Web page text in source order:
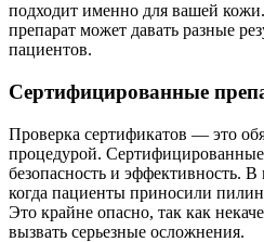
подходит именно для вашей
препарат может давать разные
пациентов.
Сертифицированные
Проверка сертификатов — это
процедурой.
безопасность и эффективность.
когда пациенты приносили
Это крайне опасно, так как
вызвать серьезные осложнения.